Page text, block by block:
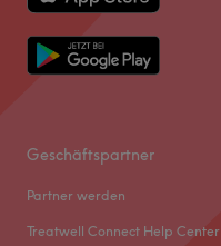
Geschäftspartner
Partner werden
Treatwell Connect Help Center